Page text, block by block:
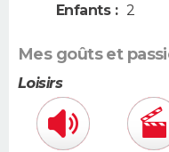
Enfants : 2
Mes goûts et
Loisirs